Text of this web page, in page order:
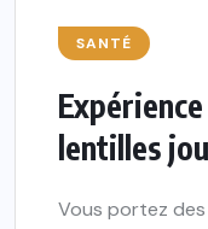
SANTÉ
lentilles
Vous portez